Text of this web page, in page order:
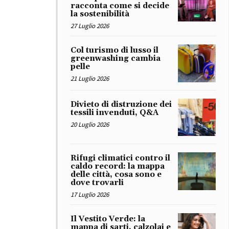
racconta come si decide
la sostenibilità
27 Luglio 2026
Col turismo di lusso il
greenwashing cambia
pelle
21 Luglio 2026
Divieto di distruzione dei
tessili invenduti, Q&A
20 Luglio 2026
Rifugi climatici contro il
caldo record: la mappa
delle città, cosa sono e
dove trovarli
17 Luglio 2026
Il Vestito Verde: la